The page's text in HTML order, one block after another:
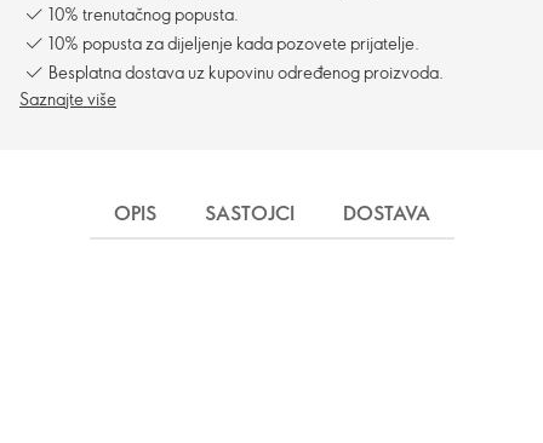
10% trenutačnog popusta.
10% popusta za dijeljenje kada pozovete prijatelje.
Besplatna dostava uz kupovinu određenog proizvoda.
Saznajte više
OPIS SASTOJCI DOSTAVA